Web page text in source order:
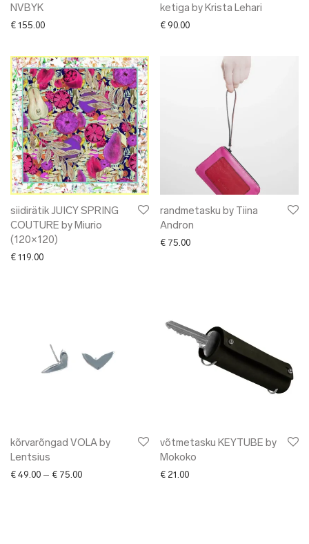
NVBYK
€ 155.00
ketiga by Krista Lehari
€ 90.00
siidirätik JUICY SPRING
COUTURE by Miurio
(120×120)
€ 119.00
randmetasku by Tiina
Andron
€ 75.00
kõrvarõngad VOLA by
Lentsius
€ 49.00 – € 75.00Price range: € 49.00 through € 75.00
võtmetasku KEYTUBE by
Mokoko
€ 21.00